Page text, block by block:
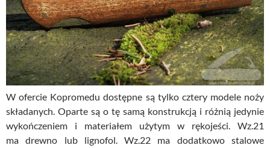
W ofercie Kopromedu dostępne są tylko cztery modele noży
składanych. Oparte są o tę samą konstrukcją i różnią jedynie
wykończeniem i materiałem użytym w rękojeści. Wz.21
ma drewno lub lignofol. Wz.22 ma dodatkowo stalowe